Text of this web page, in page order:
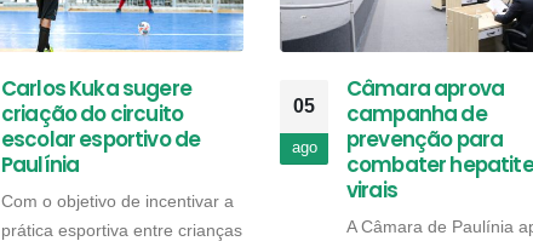
Carlos Kuka sugere
criação do circuito
escolar esportivo de
Paulínia
Com o objetivo de incentivar a
prática esportiva entre crianças
05
ago
Câmara aprova
campanha de
prevenção para
combater
virais
A Câmara de Paulínia